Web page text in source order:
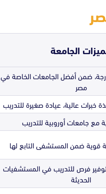
الجامعة
ضمن أفضل الجامعات الخاصة في
مصر
خبرات عالية، عيادة صغيرة للتدريب
مع جامعات أوروبية للتدريب
قوية ضمن المستشفى التابع لها
فرص للتدريب في المستشفيات
الحديثة